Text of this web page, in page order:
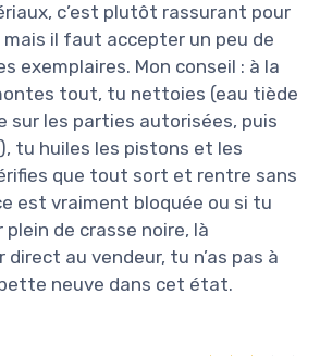
c’est plutôt rassurant pour
mais il faut accepter un peu de
exemplaires. Mon conseil : à la
tout, tu nettoies (eau tiède
sur les parties autorisées, puis
tu huiles les pistons et les
que tout sort et rentre sans
est vraiment bloquée ou si tu
de crasse noire, là
au vendeur, tu n’as pas à
neuve dans cet état.